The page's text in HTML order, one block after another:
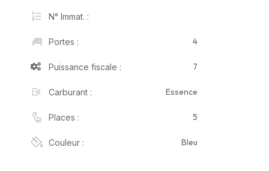
N° Immat. :
Portes : 4
Puissance fiscale : 7
Carburant : Essence
Places : 5
Couleur : Bleu